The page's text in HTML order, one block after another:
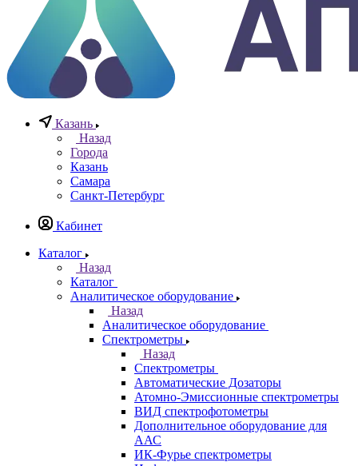
+7 965 786 38 77
Отдел контрольно измерительных приборов
Заказать звонок
0
0
Казань
Назад
Города
Казань
Санкт-Петербург